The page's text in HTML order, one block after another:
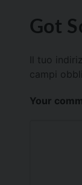
Got
Il tuo
campi
Your